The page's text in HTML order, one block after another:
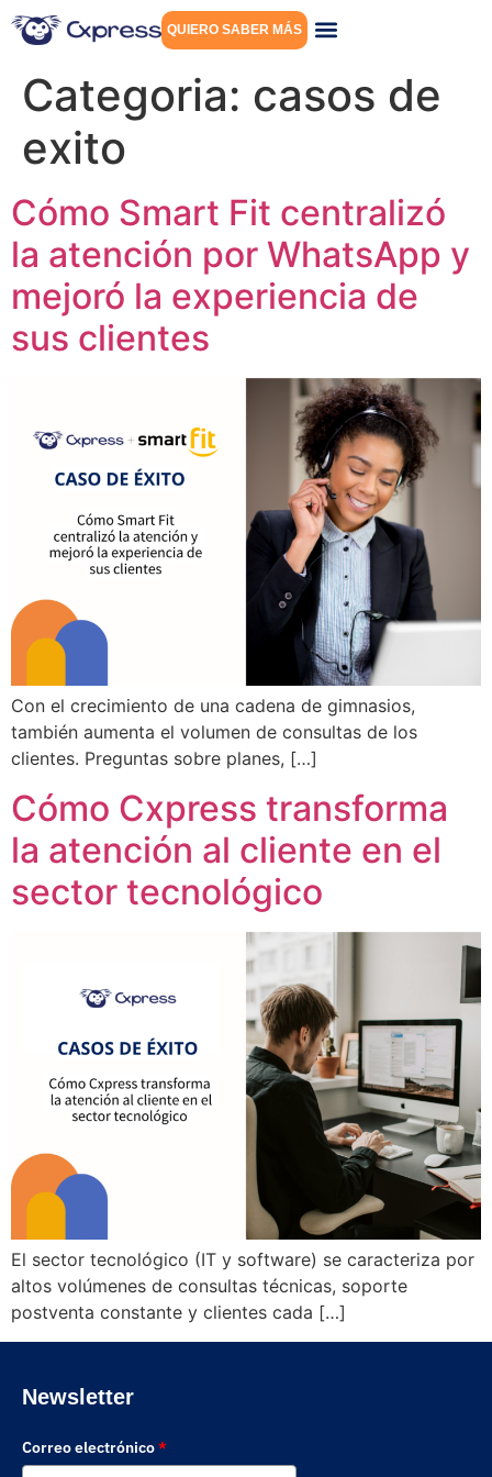
QUIERO SABER MÁS
Categoria: casos de
exito
Cómo Smart Fit centralizó
la atención por WhatsApp y
mejoró la experiencia de
sus clientes
Con el crecimiento de una cadena de gimnasios,
también aumenta el volumen de consultas de los
clientes. Preguntas sobre planes, […]
Cómo Cxpress transforma
la atención al cliente en el
sector tecnológico
El sector tecnológico (IT y software) se caracteriza por
altos volúmenes de consultas técnicas, soporte
postventa constante y clientes cada […]
Newsletter
Correo electrónico*